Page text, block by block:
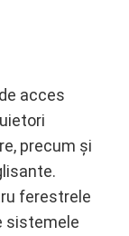
acces
precum și
ferestrele
sistemele